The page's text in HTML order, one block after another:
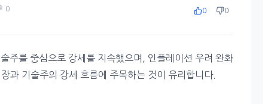
0 0 0
주를 중심으로 강세를 지속했으며, 인플레이션 우려 완화
과 기술주의 강세 흐름에 주목하는 것이 유리합니다.